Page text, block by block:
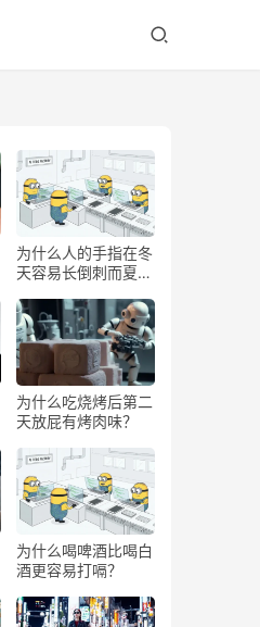
为什么人的手指在冬
天容易长倒刺而夏天
为什么吃烧烤后第二
天放屁有烤肉味？
为什么喝啤酒比喝白
酒更容易打嗝？